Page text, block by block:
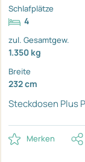
Schlafplätze
4
zul. Gesamtgew.
1.350 kg
Breite
232 cm
Steckdosen Plus
Merken